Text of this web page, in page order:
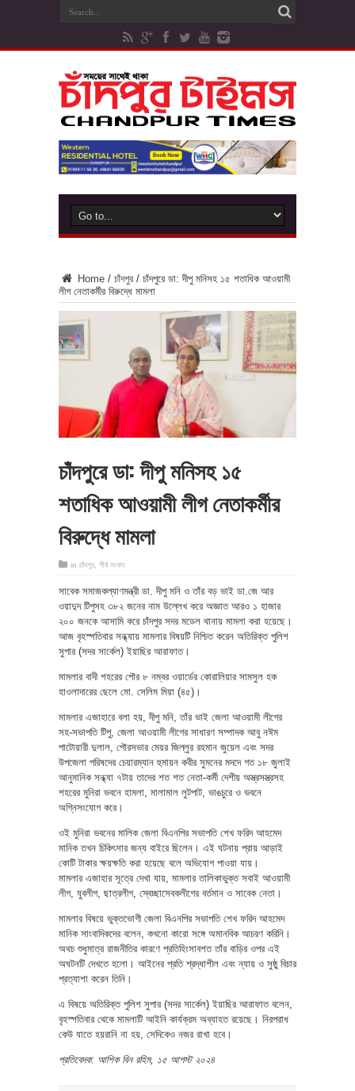
Home / চাঁদপুর / চাঁদপুরে ডা: দীপু মনিসহ ১৫ শতাধিক আওয়ামী
লীগ নেতাকর্মীর বিরুদ্ধে মামলা
চাঁদপুরে ডা: দীপু মনিসহ ১৫
শতাধিক আওয়ামী লীগ নেতাকর্মীর
বিরুদ্ধে মামলা
in চাঁদপুর শীর্ষ সংবাদ
সাবেক সমাজকল্যাণমন্ত্রী ডা. দীপু মনি ও তাঁর বড় ভাই ডা.জে আর
ওয়াদুদ টিপুসহ ৩৮২ জনের নাম উল্লেখ করে অজ্ঞাত আরও ১ হাজার
২০০ জনকে আসামি করে চাঁদপুর সদর মডেল থানায় মামলা করা হয়েছে।
আজ বৃহস্পতিবার সন্ধ্যায় মামলার বিষয়টি নিশ্চিত করেন অতিরিক্ত পুলিশ
সুপার (সদর সার্কেল) ইয়াছির আরাফাত।
মামলার বাদী শহরের পৌর ৮ নম্বর ওয়ার্ডের কোরালিয়ার সামসুল হক
হাওলাদারের ছেলে মো. সেলিম মিয়া (৪৫)।
মামলার এজাহারে বলা হয়, দীপু মনি, তাঁর ভাই জেলা আওয়ামী লীগের
সহ-সভাপতি টিপু, জেলা আওয়ামী লীগের সাধারণ সম্পাদক আবু নঈম
পাটোয়ারী দুলাল, পৌরসভার মেয়র জিল্লুর রহমান জুয়েল এবং সদর
উপজেলা পরিষদের চেয়ারম্যান হুমায়ন কবীর সুমনের মদদে গত ১৮ জুলাই
আনুমানিক সন্ধ্যা ৭টায় তাদের শত শত নেতা-কর্মী দেশীয় অস্ত্রসস্ত্রসহ
শহরের মুনিরা ভবনে হামলা, মালামাল লুটপাট, ভাঙচুরে ও ভবনে
অগ্নিসংযোগ করে।
ওই মুনিরা ভবনের মালিক জেলা বিএনপির সভাপতি শেখ ফরিদ আহমেদ
মানিক তখন চিকিৎসার জন্য বাইরে ছিলেন। এই ঘটনায় প্রায় আড়াই
কোটি টাকার ক্ষয়ক্ষতি করা হয়েছে বলে অভিযোগ পাওয়া যায়।
মামলার এজাহার সূত্রে দেখা যায়, মামলার তালিকাভুক্ত সবাই আওয়ামী
লীগ, যুবলীগ, ছাত্রলীগ, স্বেচ্ছাসেবকলীগের বর্তমান ও সাবেক নেতা।
মামলার বিষয়ে ভুক্তভোগী জেলা বিএনপির সভাপতি শেখ ফরিদ আহমেদ
মানিক সাংবাদিকদের বলেন, কখনো কারো সঙ্গে অমানবিক আচরণ করিনি।
অথচ শুধুমাত্র রাজনীতির কারণে প্রতিহিংসাবশত তাঁর বাড়ির ওপর এই
অঘটনটি দেখতে হলো। আইনের প্রতি শ্রদ্ধাশীল এবং ন্যায় ও সুষ্ঠু বিচার
প্রত্যাশা করেন তিনি।
এ বিষয়ে অতিরিক্ত পুলিশ সুপার (সদর সার্কেল) ইয়াছির আরাফাত বলেন,
বৃহস্পতিবার থেকে মামলাটি আইনি কার্যক্রম অব্যাহত রয়েছে। নিরপরাধ
কেউ যাতে হয়রানি না হয়, সেদিকেও নজর রাখা হবে।
প্রতিবেদক: আশিক বিন রহিম, ১৫ আগস্ট ২০২৪